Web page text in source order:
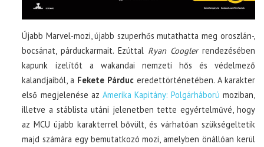
Újabb Marvel-mozi, újabb szuperhős mutathatta meg oroszlán-,
bocsánat, párduckarmait. Ezúttal Ryan Cooglerrendezésében
kapunk ízelítőt a wakandai nemzeti hős és védelmező
kalandjaiból, a Fekete Párduceredettörténetében. A karakter
első megjelenése az Amerika Kapitány: Polgárháború moziban,
illetve a stáblista utáni jelenetben tette egyértelművé, hogy
az MCU újabb karakterrel bővült, és várhatóan szükségeltetik
majd számára egy bemutatkozó mozi, amelyben önállóan kerül